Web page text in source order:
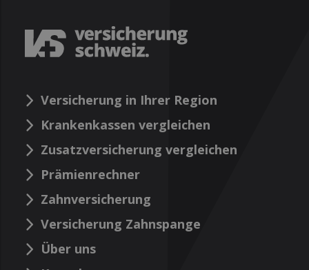
Versicherung in Ihrer Region
Krankenkassen vergleichen
Zusatzversicherung vergleichen
Prämienrechner
Zahnversicherung
Versicherung Zahnspange
Über uns